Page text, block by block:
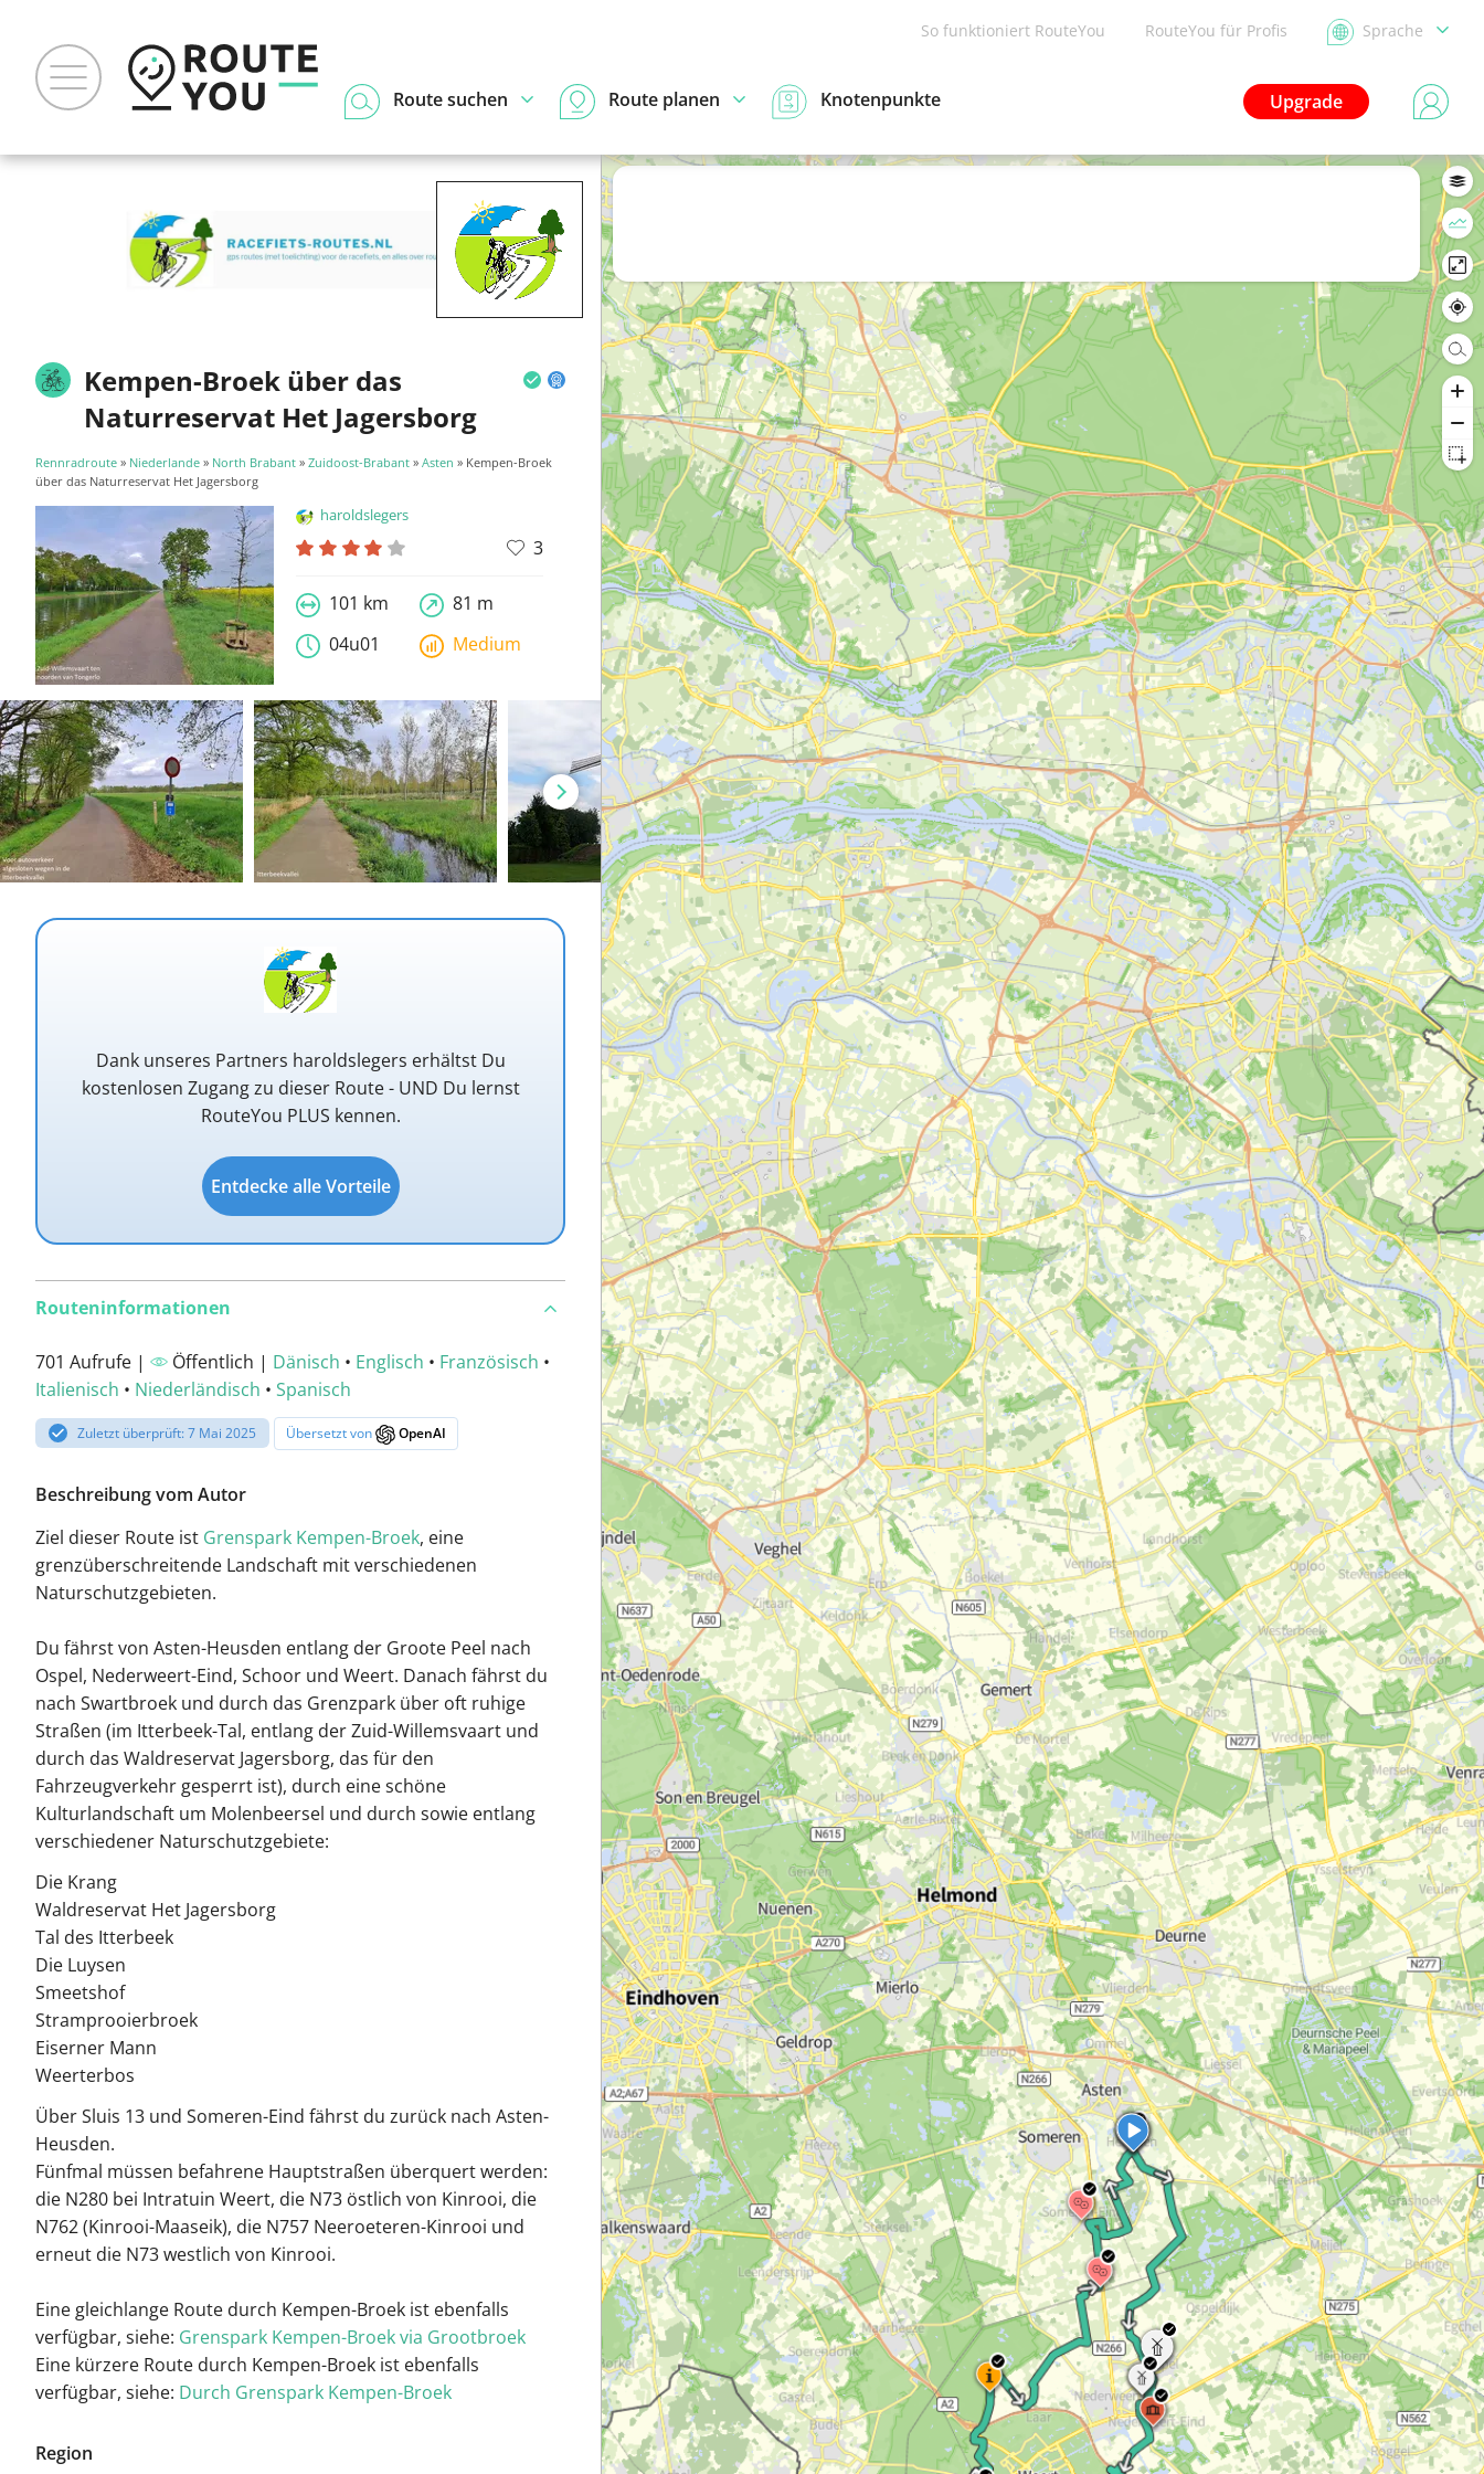
So funktioniert RouteYou RouteYou für Profis Sprache
Upgrade
Route suchen Route planen Knotenpunkte
Kempen-Broek über das
Naturreservat Het Jagersborg
Rennradroute » Niederlande » North Brabant » Zuidoost-Brabant » Asten » Kempen-Broek
über das Naturreservat Het Jagersborg
haroldslegers
3
101 km
81 m
04u01
Medium
Dank unseres Partners haroldslegers erhältst Du
kostenlosen Zugang zu dieser Route - UND Du lernst
RouteYou PLUS kennen.
Entdecke alle Vorteile
Routeninformationen
701 Aufrufe | Öffentlich | Dänisch • Englisch • Französisch •
Italienisch • Niederländisch • Spanisch
Zuletzt überprüft: 7 Mai 2025 Übersetzt von OpenAI
Beschreibung vom Autor
Ziel dieser Route ist Grenspark Kempen-Broek, eine
grenzüberschreitende Landschaft mit verschiedenen
Naturschutzgebieten.
Du fährst von Asten-Heusden entlang der Groote Peel nach
Ospel, Nederweert-Eind, Schoor und Weert. Danach fährst du
nach Swartbroek und durch das Grenzpark über oft ruhige
Straßen (im Itterbeek-Tal, entlang der Zuid-Willemsvaart und
durch das Waldreservat Jagersborg, das für den
Fahrzeugverkehr gesperrt ist), durch eine schöne
Kulturlandschaft um Molenbeersel und durch sowie entlang
verschiedener Naturschutzgebiete:
Die Krang
Waldreservat Het Jagersborg
Tal des Itterbeek
Die Luysen
Smeetshof
Stramprooierbroek
Eiserner Mann
Weerterbos
Über Sluis 13 und Someren-Eind fährst du zurück nach Asten-
Heusden.
Fünfmal müssen befahrene Hauptstraßen überquert werden:
die N280 bei Intratuin Weert, die N73 östlich von Kinrooi, die
N762 (Kinrooi-Maaseik), die N757 Neeroeteren-Kinrooi und
erneut die N73 westlich von Kinrooi.
Eine gleichlange Route durch Kempen-Broek ist ebenfalls
verfügbar, siehe: Grenspark Kempen-Broek via Grootbroek
Eine kürzere Route durch Kempen-Broek ist ebenfalls
verfügbar, siehe: Durch Grenspark Kempen-Broek
Region